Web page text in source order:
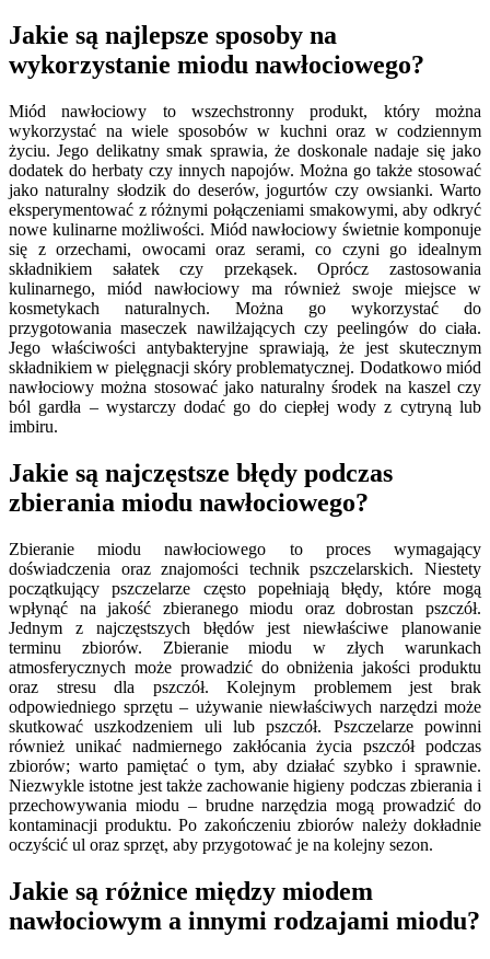
Jakie są najlepsze sposoby na
wykorzystanie miodu nawłociowego?
Miód nawłociowy to wszechstronny produkt, który można
wykorzystać na wiele sposobów w kuchni oraz w codziennym
życiu. Jego delikatny smak sprawia, że doskonale nadaje się jako
dodatek do herbaty czy innych napojów. Można go także stosować
jako naturalny słodzik do deserów, jogurtów czy owsianki. Warto
eksperymentować z różnymi połączeniami smakowymi, aby odkryć
nowe kulinarne możliwości. Miód nawłociowy świetnie komponuje
się z orzechami, owocami oraz serami, co czyni go idealnym
składnikiem sałatek czy przekąsek. Oprócz zastosowania
kulinarnego, miód nawłociowy ma również swoje miejsce w
kosmetykach naturalnych. Można go wykorzystać do
przygotowania maseczek nawilżających czy peelingów do ciała.
Jego właściwości antybakteryjne sprawiają, że jest skutecznym
składnikiem w pielęgnacji skóry problematycznej. Dodatkowo miód
nawłociowy można stosować jako naturalny środek na kaszel czy
ból gardła – wystarczy dodać go do ciepłej wody z cytryną lub
imbiru.
Jakie są najczęstsze błędy podczas
zbierania miodu nawłociowego?
Zbieranie miodu nawłociowego to proces wymagający
doświadczenia oraz znajomości technik pszczelarskich. Niestety
początkujący pszczelarze często popełniają błędy, które mogą
wpłynąć na jakość zbieranego miodu oraz dobrostan pszczół.
Jednym z najczęstszych błędów jest niewłaściwe planowanie
terminu zbiorów. Zbieranie miodu w złych warunkach
atmosferycznych może prowadzić do obniżenia jakości produktu
oraz stresu dla pszczół. Kolejnym problemem jest brak
odpowiedniego sprzętu – używanie niewłaściwych narzędzi może
skutkować uszkodzeniem uli lub pszczół. Pszczelarze powinni
również unikać nadmiernego zakłócania życia pszczół podczas
zbiorów; warto pamiętać o tym, aby działać szybko i sprawnie.
Niezwykle istotne jest także zachowanie higieny podczas zbierania i
przechowywania miodu – brudne narzędzia mogą prowadzić do
kontaminacji produktu. Po zakończeniu zbiorów należy dokładnie
oczyścić ul oraz sprzęt, aby przygotować je na kolejny sezon.
Jakie są różnice między miodem
nawłociowym a innymi rodzajami miodu?